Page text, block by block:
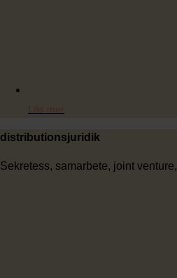
Läs mer
distributionsjuridik
Sekretess, samarbete, joint